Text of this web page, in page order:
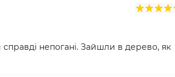
непогані. Зайшли в дерево, як